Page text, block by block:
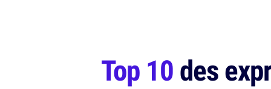
Top 10des